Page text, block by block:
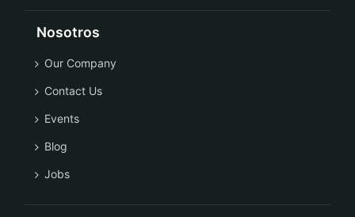
Nosotros
Our Company
Contact Us
Events
Blog
Jobs